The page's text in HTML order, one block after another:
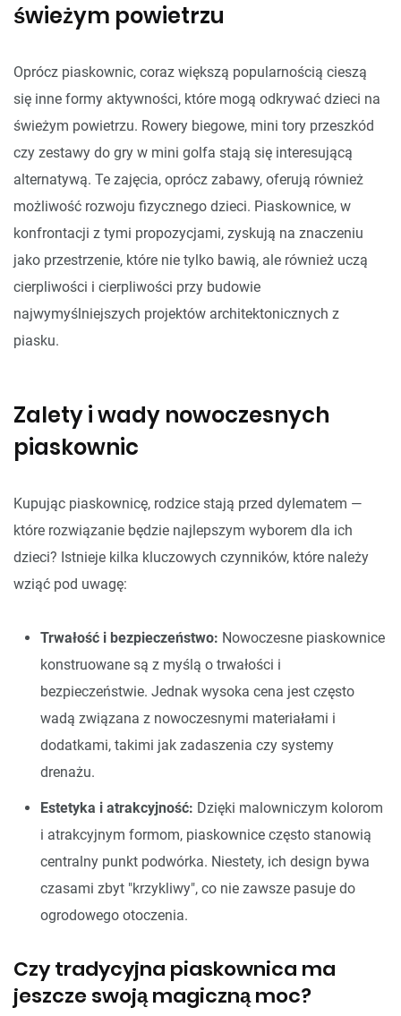
świeżym powietrzu
Oprócz piaskownic, coraz większą popularnością cieszą
się inne formy aktywności, które mogą odkrywać dzieci na
świeżym powietrzu. Rowery biegowe, mini tory przeszkód
czy zestawy do gry w mini golfa stają się interesującą
alternatywą. Te zajęcia, oprócz zabawy, oferują również
możliwość rozwoju fizycznego dzieci. Piaskownice, w
konfrontacji z tymi propozycjami, zyskują na znaczeniu
jako przestrzenie, które nie tylko bawią, ale również uczą
cierpliwości i cierpliwości przy budowie
najwymyślniejszych projektów architektonicznych z
piasku.
Zalety i wady nowoczesnych
piaskownic
Kupując piaskownicę, rodzice stają przed dylematem —
które rozwiązanie będzie najlepszym wyborem dla ich
dzieci? Istnieje kilka kluczowych czynników, które należy
wziąć pod uwagę:
Trwałość i bezpieczeństwo: Nowoczesne piaskownice
konstruowane są z myślą o trwałości i
bezpieczeństwie. Jednak wysoka cena jest często
wadą związana z nowoczesnymi materiałami i
dodatkami, takimi jak zadaszenia czy systemy
drenażu.
Estetyka i atrakcyjność: Dzięki malowniczym kolorom
i atrakcyjnym formom, piaskownice często stanowią
centralny punkt podwórka. Niestety, ich design bywa
czasami zbyt "krzykliwy", co nie zawsze pasuje do
ogrodowego otoczenia.
Czy tradycyjna piaskownica ma
jeszcze swoją magiczną moc?